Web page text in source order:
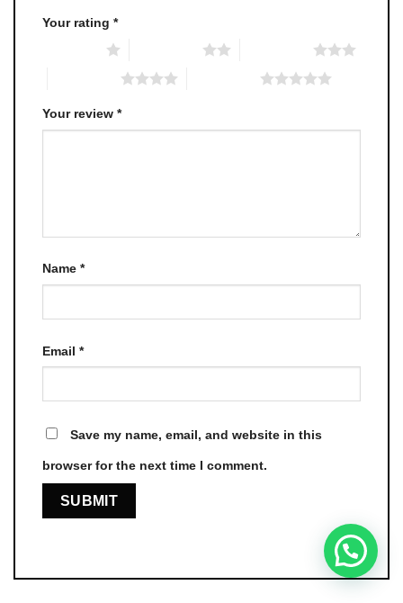
Your rating *
Your review *
Name *
Email *
Save my name, email, and website in this
browser for the next time I comment.